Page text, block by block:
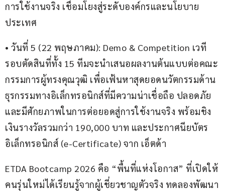
การใช้งานจริง เชื่อมโยงสู่ระดับองค์กรและนโยบาย
ประเทศ
• วันที่ 5 (22 พฤษภาคม): Demo & Competition เวที
รอบตัดสินที่ทั้ง 15 ทีมจะนำเสนอผลงานต้นแบบต่อคณะ
กรรมการผู้ทรงคุณวุฒิ เพื่อเฟ้นหาสุดยอดนวัตกรรมด้าน
ธุรกรรมทางอิเล็กทรอนิกส์ที่มีความน่าเชื่อถือ ปลอดภัย
และมีศักยภาพในการต่อยอดสู่การใช้งานจริง พร้อมชิง
เงินรางวัลรวมกว่า 190,000 บาท และประกาศนียบัตร
อิเล็กทรอนิกส์ (e-Certificate) จาก เอ็ตด้า
ETDA Bootcamp 2026 คือ “พื้นที่แห่งโอกาส” ที่เปิดให้
คนรุ่นใหม่ได้เรียนรู้จากผู้เชี่ยวชาญตัวจริง ทดลองพัฒนา